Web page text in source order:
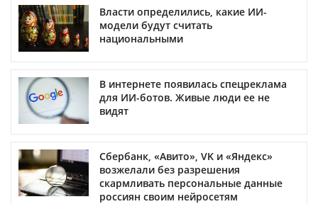
Власти определились, какие ИИ-
модели будут считать
национальными
В интернете появилась спецреклама
для ИИ-ботов. Живые люди ее не
видят
Сбербанк, «Авито», VK и «Яндекс»
возжелали без разрешения
скармливать персональные данные
россиян своим нейросетям